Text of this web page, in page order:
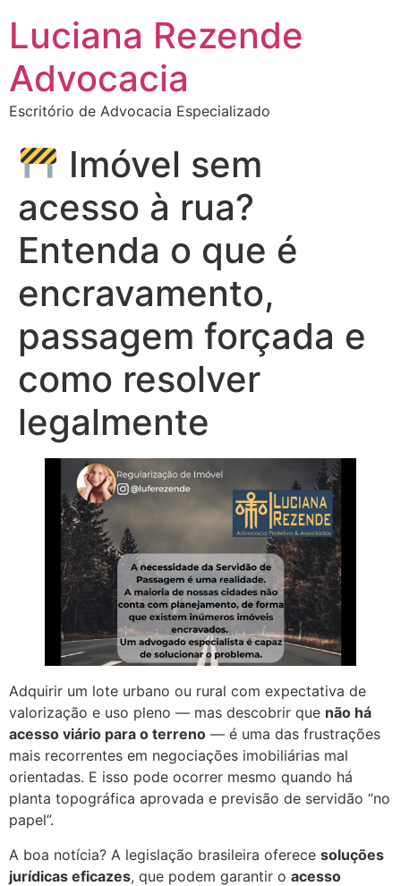
Luciana Rezende
Advocacia
Escritório de Advocacia Especializado
Imóvel sem
acesso à rua?
Entenda o que é
encravamento,
passagem forçada e
como resolver
legalmente
Adquirir um lote urbano ou rural com expectativa de
valorização e uso pleno — mas descobrir que não há
acesso viário para o terreno — é uma das frustrações
mais recorrentes em negociações imobiliárias mal
orientadas. E isso pode ocorrer mesmo quando há
planta topográfica aprovada e previsão de servidão “no
papel”.
A boa notícia? A legislação brasileira oferece soluções
jurídicas eficazes, que podem garantir o acesso